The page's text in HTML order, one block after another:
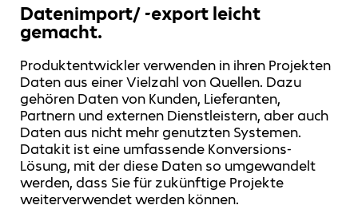
Datenimport/ -export leicht
gemacht.
Produktentwickler verwenden in ihren Projekten
Daten aus einer Vielzahl von Quellen. Dazu
gehören Daten von Kunden, Lieferanten,
Partnern und externen Dienstleistern, aber auch
Daten aus nicht mehr genutzten Systemen.
Datakit ist eine umfassende Konversions-
Lösung, mit der diese Daten so umgewandelt
werden, dass Sie für zukünftige Projekte
weiterverwendet werden können.